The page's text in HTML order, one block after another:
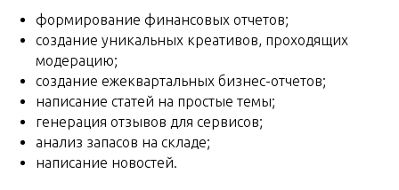
формирование финансовых отчетов;
создание уникальных креативов, проходящих
модерацию;
создание ежеквартальных бизнес-отчетов;
написание статей на простые темы;
генерация отзывов для сервисов;
анализ запасов на складе;
написание новостей.